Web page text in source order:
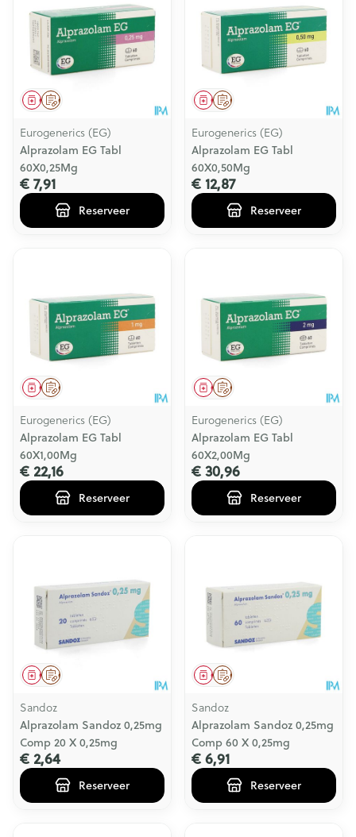
Op voorschrift
Geneesmiddel
Eurogenerics (EG)
Alprazolam EG Tabl
60X0,25Mg
€ 7,91
Reserveer
Op voorschrift
Geneesmiddel
Eurogenerics (EG)
Alprazolam EG Tabl
60X0,50Mg
€ 12,87
Reserveer
Op voorschrift
Geneesmiddel
Eurogenerics (EG)
Alprazolam EG Tabl
60X1,00Mg
€ 22,16
Reserveer
Op voorschrift
Geneesmiddel
Eurogenerics (EG)
Alprazolam EG Tabl
60X2,00Mg
€ 30,96
Reserveer
Op voorschrift
Geneesmiddel
Sandoz
Alprazolam Sandoz 0,25mg
Comp 20 X 0,25mg
€ 2,64
Reserveer
Op voorschrift
Geneesmiddel
Sandoz
Alprazolam Sandoz 0,25mg
Comp 60 X 0,25mg
€ 6,91
Reserveer